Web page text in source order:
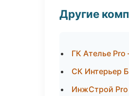
Другие
ГК Ателье
СК Интерьер
ИнжСтрой